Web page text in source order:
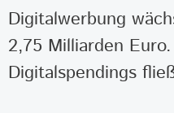
Digitalwerbung
2,75 Milliarden
Digitalspendings